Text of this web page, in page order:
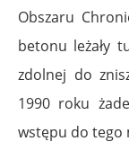
Obszaru
betonu leżały
zdolnej do
1990 roku
wstępu do tego